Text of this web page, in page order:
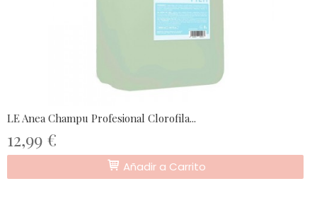
LE Anea Champu Profesional Clorofila...
12,99 €
Añadir a Carrito